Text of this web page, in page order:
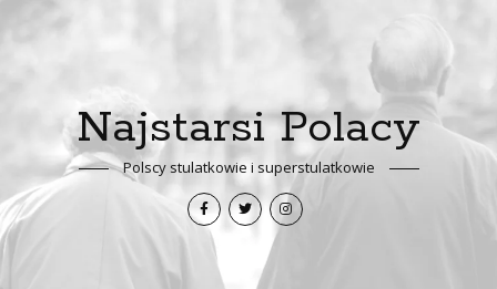
Najstarsi Polacy
Polscy stulatkowie i superstulatkowie